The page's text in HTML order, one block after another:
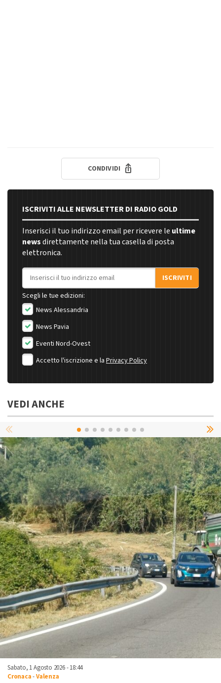
CONDIVIDI
ISCRIVITI ALLE NEWSLETTER DI RADIO GOLD
Inserisci il tuo indirizzo email per ricevere le ultime
newsdirettamente nella tua casella di posta
elettronica.
Indirizzo email
ISCRIVITI
Scegli le tue edizioni:
News Alessandria
News Pavia
Eventi Nord-Ovest
Accetto l'iscrizione e la Privacy Policy
VEDI ANCHE
Sabato, 1 Agosto 2026 - 18:44
Cronaca-Valenza